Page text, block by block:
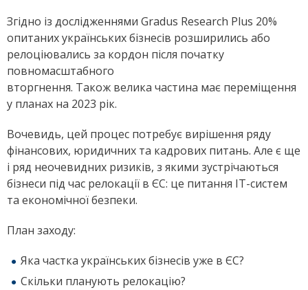
Згідно із дослідженнями Gradus Research Plus 20%
опитаних українських бізнесів розширились або
релоціювались за кордон після початку
повномасштабного
вторгнення. Також велика частина має переміщення
у планах на 2023 рік.
Вочевидь, цей процес потребує вирішення ряду
фінансових, юридичних та кадрових питань. Але є ще
і ряд неочевидних ризиків, з якими зустрічаються
бізнеси під час релокації в ЄС: це питання ІТ-систем
та економічної безпеки.
План заходу:
Яка частка українських бізнесів уже в ЄС?
Скільки планують релокацію?